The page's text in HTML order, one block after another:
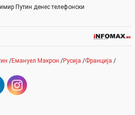
Путин денес телефонски
/Емануел Макрон /Русија /Франција /